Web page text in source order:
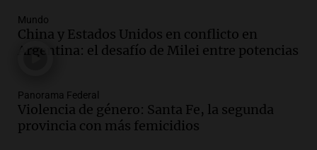
Mundo
China y Estados Unidos en conflicto en
Argentina: el desafío de Milei entre potencias
Panorama Federal
Violencia de género: Santa Fe, la segunda
provincia con más femicidios